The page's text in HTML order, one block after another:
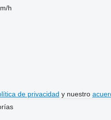
h
de privacidad y nuestro